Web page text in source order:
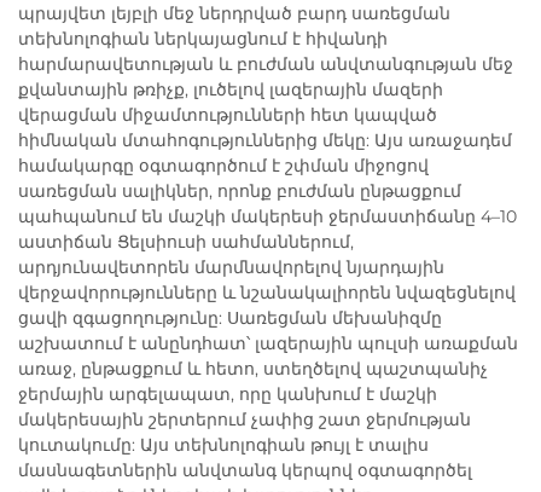
պրայվետ լեյբլի մեջ ներդրված բարդ սառեցման
տեխնոլոգիան ներկայացնում է հիվանդի
հարմարավետության և բուժման անվտանգության մեջ
քվանտային թռիչք, լուծելով լազերային մազերի
վերացման միջամտությունների հետ կապված
հիմնական մտահոգություններից մեկը: Այս առաջադեմ
համակարգը օգտագործում է շփման միջոցով
սառեցման սալիկներ, որոնք բուժման ընթացքում
պահպանում են մաշկի մակերեսի ջերմաստիճանը 4–10
աստիճան Ցելսիուսի սահմաններում,
արդյունավետորեն մարմնավորելով նյարդային
վերջավորությունները և նշանակալիորեն նվազեցնելով
ցավի զգացողությունը: Սառեցման մեխանիզմը
աշխատում է անընդհատ՝ լազերային պուլսի առաքման
առաջ, ընթացքում և հետո, ստեղծելով պաշտպանիչ
ջերմային արգելապատ, որը կանխում է մաշկի
մակերեսային շերտերում չափից շատ ջերմության
կուտակումը: Այս տեխնոլոգիան թույլ է տալիս
մասնագետներին անվտանգ կերպով օգտագործել